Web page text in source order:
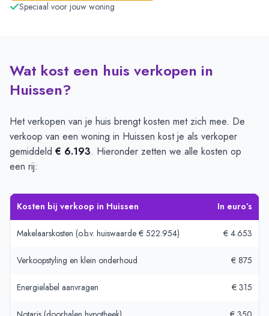
Speciaal voor jouw woning
Wat kost een huis verkopen in
Huissen?
Het verkopen van je huis brengt kosten met zich mee. De
verkoop van een woning in Huissen kost je als verkoper
gemiddeld € 6.193. Hieronder zetten we alle kosten op
een rij:
Kosten bij verkoop in Huissen In euro’s
Makelaarskosten (o.b.v. huiswaarde € 522.954) € 4.653
Verkoopstyling en klein onderhoud € 875
Energielabel aanvragen € 315